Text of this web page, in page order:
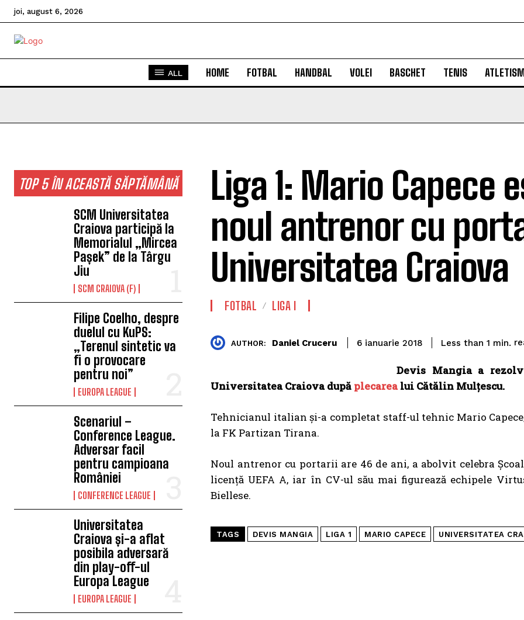
joi, august 6, 2026
ALL HOME FOTBAL HANDBAL VOLEI BASCHET TENIS
TOP 5 ÎN ACEASTĂ SĂPTĂMÂNĂ
SCM Universitatea
Craiova participă la
Memorialul „Mircea
Pașek” de la Târgu
Jiu
SCM CRAIOVA (F)
Filipe Coelho, despre
duelul cu KuPS:
„Terenul sintetic va
fi o provocare
pentru noi”
EUROPA LEAGUE
Scenariul –
Conference League.
Adversar facil
pentru campioana
României
CONFERENCE LEAGUE
Universitatea
Craiova și-a aflat
posibila adversară
din play-off-ul
Europa League
EUROPA LEAGUE
Liga 1: Mario Capece
noul antrenor cu
Universitatea Craiova
FOTBAL LIGA I
AUTHOR: Daniel Cruceru 6 ianuarie 2018 Less than 1 min.
Devis Mangia a
Universitatea Craiova după plecarealui Cătălin Mulțescu.
Tehnicianul italian și-a completat staff-ul tehnic Mario
la FK Partizan Tirana.
Noul antrenor cu portarii are 46 de ani, a abolvit celebra
licență UEFA A, iar în CV-ul său mai figurează echipele
Biellese.
TAGS DEVIS MANGIA LIGA 1 MARIO CAPECE UNIVERSITATEA